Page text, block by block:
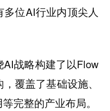
位AI行业内顶尖人
战略构建了以Flow
覆盖了基础设施、
完整的产业布局。